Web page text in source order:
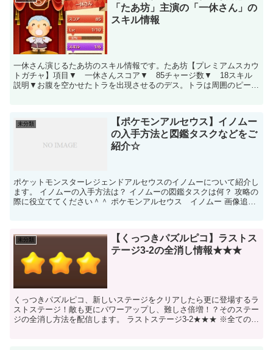
「たあ坊」主演の「一休さん」の
スキル情報
一休さん演じるたあ坊のスキル情報です。たあ坊【プレミアムスカウ
トガチャ】項目▼ 一休さんスコア▼ 85チャージ数▼ 18スキル
説明▼お腹を空かせたトラを出現させるのデス。トラは周囲のピース
未分類
【ポケモンアルセウス】イノムー
の入手方法と図鑑タスクなどをご
紹介☆
ポケットモンスターレジェンドアルセウスのイノムーについて紹介し
ます。 イノムーの入手方法は？ イノムーの図鑑タスクは何？ 攻略の
際に役立ててください＾＾ ポケモンアルセウス イノムー 画像追加
未分類
【くっつきパズルピコ】ラストス
テージ3-2の全消し情報★★★
くっつきパズルピコ、新しいステージをクリアしたら更に登場するラ
ストステージ！敵も更にパワーアップし、難しさ倍増！？そのステー
ジの全消し方法を配信します。 ラストステージ3-2★★★ ※全てのス